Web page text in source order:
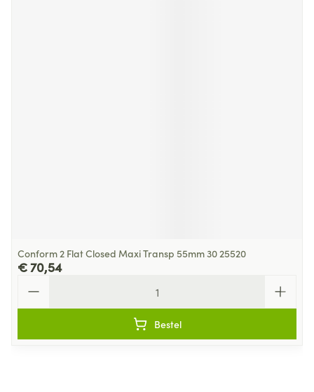
Conform 2 Flat Closed Maxi Transp 55mm 30 25520
€ 70,54
Bestel